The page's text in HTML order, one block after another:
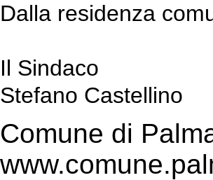
Dalla residenza
Il Sindaco
Stefano Castellino
Comune di